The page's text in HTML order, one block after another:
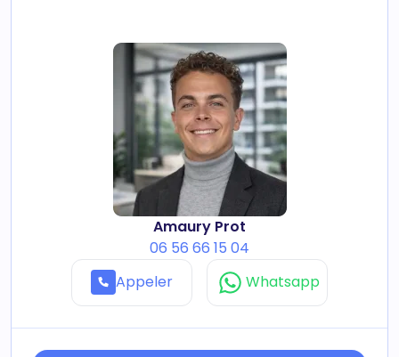
Amaury Prot
06 56 66 15 04
Appeler
Whatsapp